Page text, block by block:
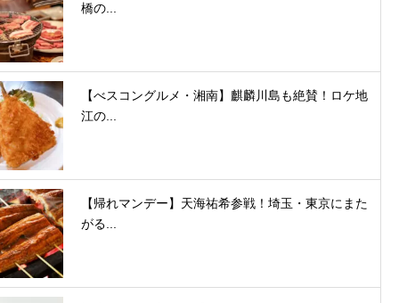
橋の...
【べスコングルメ・湘南】麒麟川島も絶賛！ロケ地
江の...
【帰れマンデー】天海祐希参戦！埼玉・東京にまた
がる...